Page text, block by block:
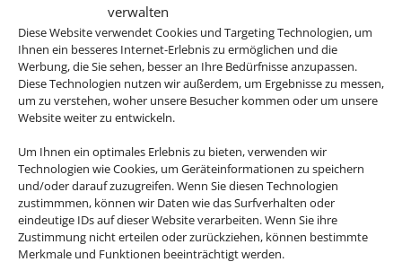
verwalten
Diese Website verwendet Cookies und Targeting Technologien, um
Ihnen ein besseres Internet-Erlebnis zu ermöglichen und die
Werbung, die Sie sehen, besser an Ihre Bedürfnisse anzupassen.
Diese Technologien nutzen wir außerdem, um Ergebnisse zu messen,
um zu verstehen, woher unsere Besucher kommen oder um unsere
Website weiter zu entwickeln.
Um Ihnen ein optimales Erlebnis zu bieten, verwenden wir
Technologien wie Cookies, um Geräteinformationen zu speichern
und/oder darauf zuzugreifen. Wenn Sie diesen Technologien
zustimmmen, können wir Daten wie das Surfverhalten oder
eindeutige IDs auf dieser Website verarbeiten. Wenn Sie ihre
Zustimmung nicht erteilen oder zurückziehen, können bestimmte
Merkmale und Funktionen beeinträchtigt werden.